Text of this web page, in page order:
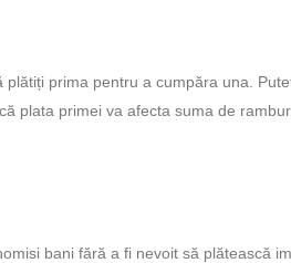
prima pentru a cumpăra una.
plata primei va afecta suma de
bani fără a fi nevoit să plătească